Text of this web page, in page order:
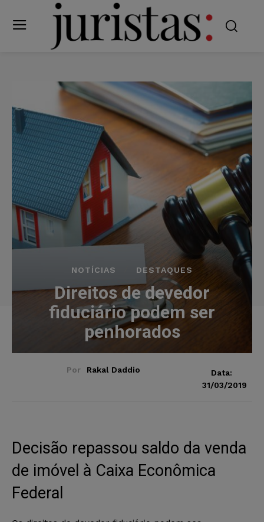
NOTÍCIAS DESTAQUES
Direitos de devedor
fiduciário podem ser
penhorados
Por Rakal Daddio
Data:
31/03/2019
Decisão repassou saldo da venda
de imóvel à Caixa Econômica
Federal